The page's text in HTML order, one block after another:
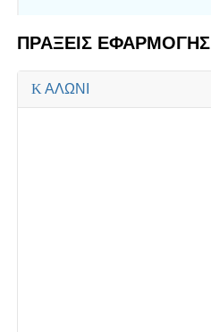
ΠΡΑΞΕΙΣ ΕΦΑΡΜΟΓΗΣ
ΑΛΩΝΙ